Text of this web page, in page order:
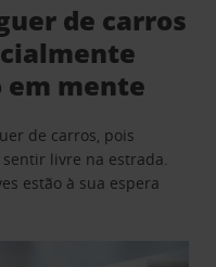
de carros
em mente
de carros, pois
livre na estrada.
estão à sua espera